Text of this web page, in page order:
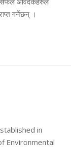
गर्नेछन् ।
in
Environmental